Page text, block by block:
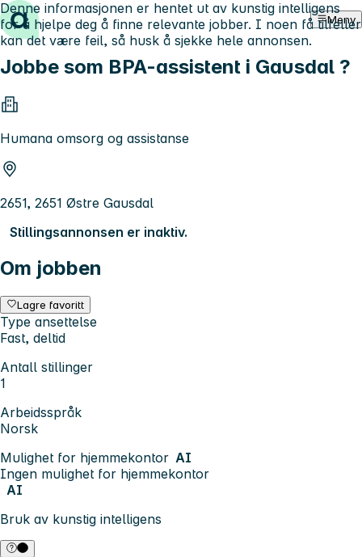
Hopp til innhold Meny
Jobbe som BPA-assistent i Gausdal ?
Humana omsorg og assistanse
2651, 2651 Østre Gausdal
Stillingsannonsen er inaktiv.
Om jobben
Lagre favoritt
Type ansettelse
Fast, deltid
Antall stillinger
1
Arbeidsspråk
Norsk
Mulighet for hjemmekontor AI
Ingen mulighet for hjemmekontor
AI
Bruk av kunstig intelligens
Denne informasjonen er hentet ut av kunstig intelligens
for å hjelpe deg å finne relevante jobber. I noen få tilfeller
kan det være feil, så husk å sjekke hele annonsen.